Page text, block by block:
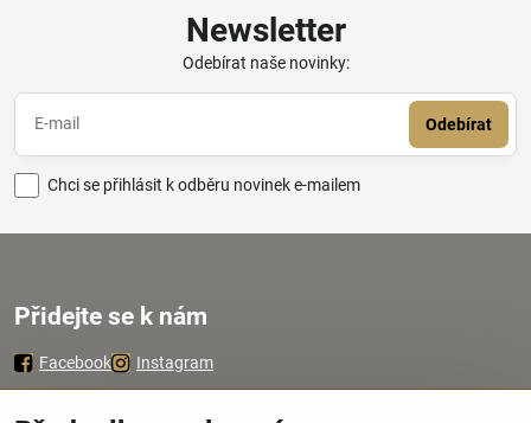
Newsletter
Odebírat naše novinky:
Odebírat
Chci se přihlásit k odběru novinek e-mailem
Přidejte se k nám
Facebook Instagram